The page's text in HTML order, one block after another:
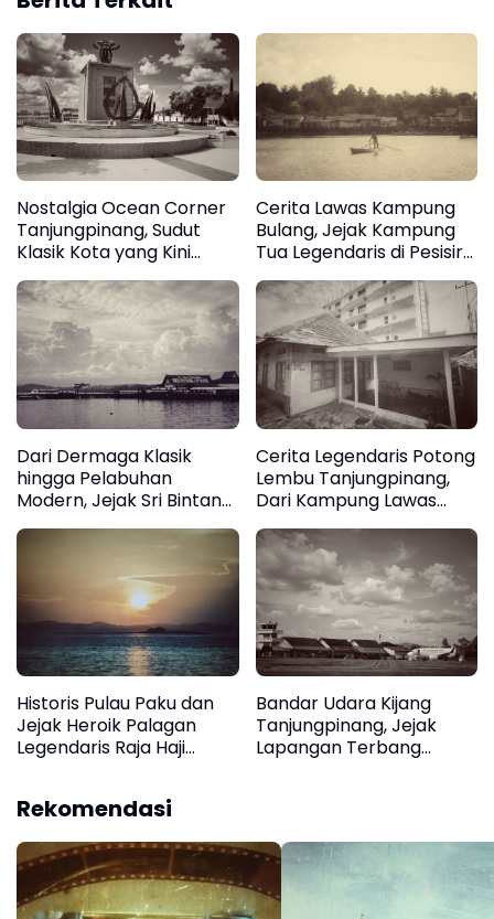
Nostalgia Ocean Corner
Tanjungpinang, Sudut
Klasik Kota yang Kini
Berganti Wajah
Cerita Lawas Kampung
Bulang, Jejak Kampung
Tua Legendaris di Pesisir
Timur Tanjungpinang
Dari Dermaga Klasik
hingga Pelabuhan
Modern, Jejak Sri Bintan
Pura Tanjungpinang
Menyambut Dunia
Cerita Legendaris Potong
Lembu Tanjungpinang,
Dari Kampung Lawas
hingga Jadi Ikon Kuliner
Kota
Historis Pulau Paku dan
Jejak Heroik Palagan
Legendaris Raja Haji
Bandar Udara Kijang
Tanjungpinang, Jejak
Lapangan Terbang
Rekomendasi